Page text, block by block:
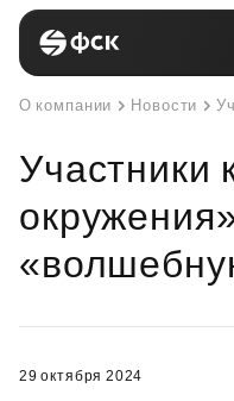
О компании Новости
Участники
29 октября 2024